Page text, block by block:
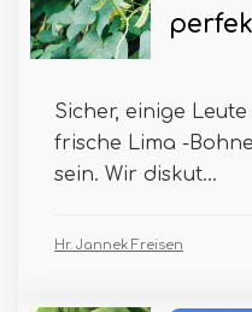
Sicher, einige
frische Lima -
sein. Wir diskut...
Hr. Jannek Freisen